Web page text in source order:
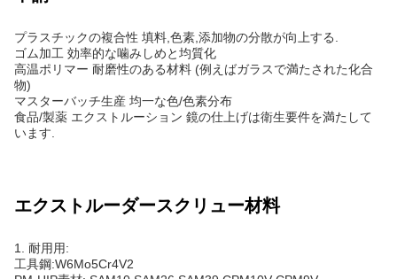
プラスチックの複合性 填料,色素,添加物の分散が向上する.
ゴム加工 効率的な噛みしめと均質化
高温ポリマー 耐磨性のある材料 (例えばガラスで満たされた化合
物)
マスターバッチ生産 均一な色/色素分布
食品/製薬 エクストルーション 鏡の仕上げは衛生要件を満たして
います.
エクストルーダースクリュー材料
1. 耐用用:
工具鋼:W6Mo5Cr4V2